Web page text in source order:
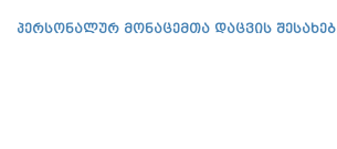
პერსონალურ მონაცემთა დაცვის შესახებ